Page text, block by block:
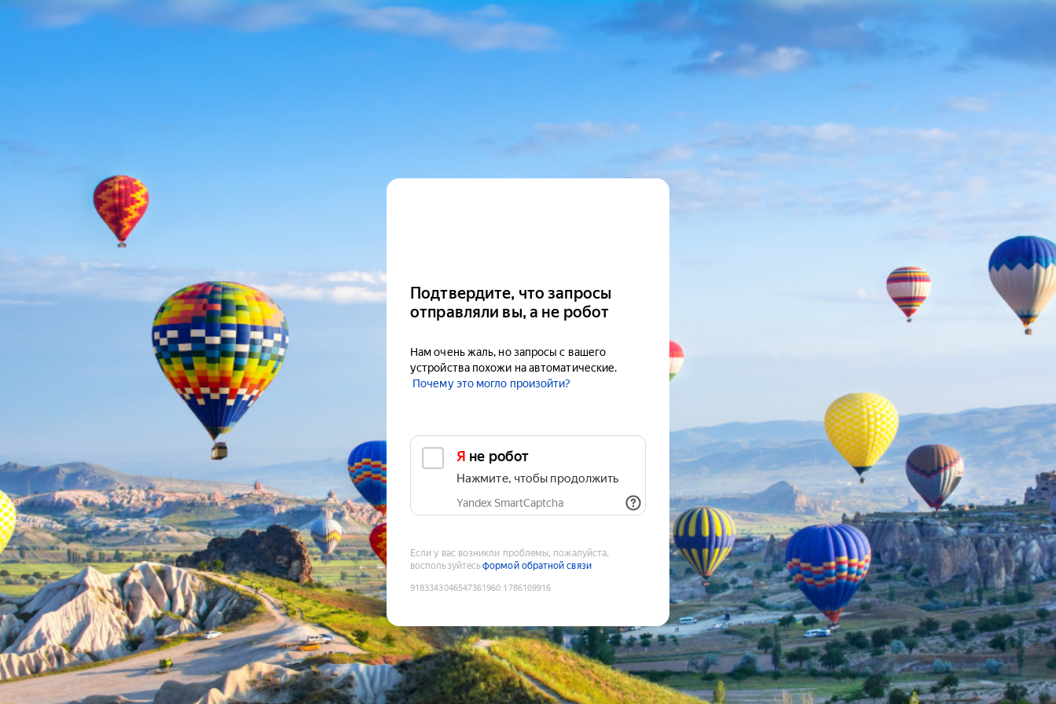
Подтвердите, что запросы
отправляли вы, а не робот
Нам очень жаль, но запросы с вашего
устройства похожи на автоматические.
Почему это могло произойти?
Я не робот
Нажмите, чтобы продолжить
Yandex SmartCaptcha
Если у вас возникли проблемы, пожалуйста,
воспользуйтесьформой обратной связи
9183343046547361960:1786109916